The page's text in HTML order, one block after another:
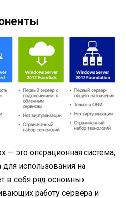
— это операционная система,
для использования на
в себя ряд основных
работу сервера и